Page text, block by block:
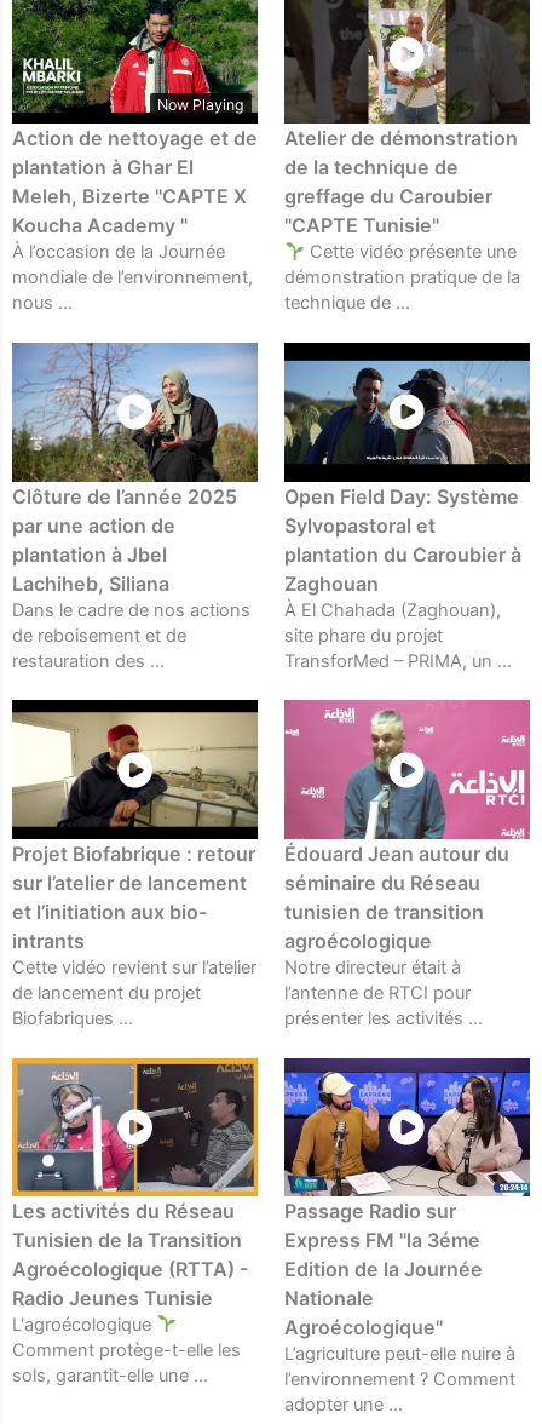
Now Playing
Action de nettoyage et de
plantation à Ghar El
Meleh, Bizerte "CAPTE X
Koucha Academy "
À l’occasion de la Journée
mondiale de l’environnement,
nous ...
Atelier de démonstration
de la technique de
greffage du Caroubier
"CAPTE Tunisie"
Cette vidéo présente une
démonstration pratique de la
technique de ...
Clôture de l’année 2025
par une action de
plantation à Jbel
Lachiheb, Siliana
Dans le cadre de nos actions
de reboisement et de
restauration des ...
Open Field Day: Système
Sylvopastoral et
plantation du Caroubier à
Zaghouan
À El Chahada (Zaghouan),
site phare du projet
TransforMed – PRIMA, un ...
Projet Biofabrique : retour
sur l’atelier de lancement
et l’initiation aux bio-
intrants
Cette vidéo revient sur l’atelier
de lancement du projet
Biofabriques ...
Édouard Jean autour du
séminaire du Réseau
tunisien de transition
agroécologique
Notre directeur était à
l’antenne de RTCI pour
présenter les activités ...
Les activités du Réseau
Tunisien de la Transition
Agroécologique (RTTA) -
Radio Jeunes Tunisie
L'agroécologique
Comment protège-t-elle les
sols, garantit-elle une ...
Passage Radio sur
Express FM "la 3éme
Edition de la Journée
Nationale
Agroécologique"
L’agriculture peut-elle nuire à
l’environnement ? Comment
adopter une ...